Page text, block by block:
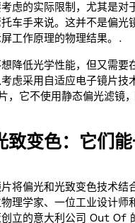
虑的实际限制，尤其是对
车手来说。这并不是偏光
工作原理的物理结果。.
降低光学性能，但又需要
虑采用自适应电子镜片
，它不使用静态偏光滤镜
致变色：它们
将偏光和光致变色技术结
理学家、一位工业设计师
创立的意大利公司 Out Of